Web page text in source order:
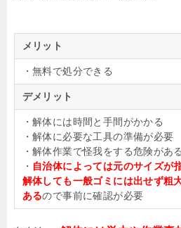
メリット
・無料で処分できる
デメリット
・解体には時間と手間がかかる
・解体に必要な工具の準備が必要
・解体作業で怪我をする危険がある
・ 自治体によっては元のサイズが
解体しても一般ゴミには出せず粗
あるので事前に確認が必要